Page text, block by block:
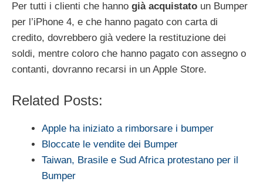
Per tutti i clienti che hanno già acquistato un Bumper
per l’iPhone 4, e che hanno pagato con carta di
credito, dovrebbero già vedere la restituzione dei
soldi, mentre coloro che hanno pagato con assegno o
contanti, dovranno recarsi in un Apple Store.
Related Posts:
Apple ha iniziato a rimborsare i bumper
Bloccate le vendite dei Bumper
Taiwan, Brasile e Sud Africa protestano per il
Bumper